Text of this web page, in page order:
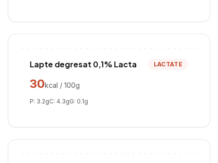
Lapte degresat 0,1% Lacta LACTATE
30kcal / 100g
P: 3.2gC: 4.3gG: 0.1g